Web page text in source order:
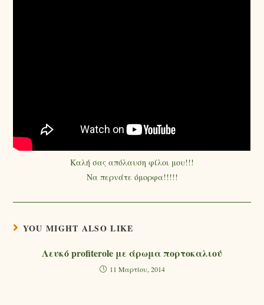
Καλή σας απόλαυση φίλοι μου!!!
Να περνάτε όμορφα!!!!!
YOU MIGHT ALSO LIKE
Λευκό profiterole με άρωμα πορτοκαλιού
11 Μαρτίου, 2014